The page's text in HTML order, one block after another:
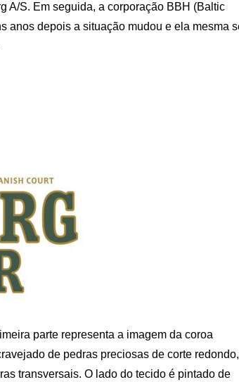
A/S. Em seguida, a corporação BBH (Baltic
anos depois a situação mudou e ela mesma
parte representa a imagem da coroa
de pedras preciosas de corte redondo,
transversais. O lado do tecido é pintado de